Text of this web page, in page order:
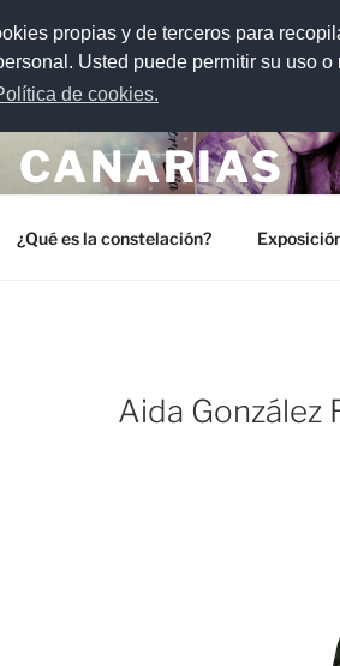
propias y de terceros para
Usted puede permitir su uso
de cookies.
CANARIAS
¿Qué es la constelación?
PUBLICADO
EL
Aida González